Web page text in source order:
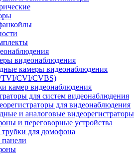
видеонаблюдения
камеры видеонаблюдения
CVI/CVBS)
камер видеонаблюдения
для систем видеонаблюдения
для видеонаблюдения
и аналоговые видеорегистраторы
и переговорные устройства
для домофона